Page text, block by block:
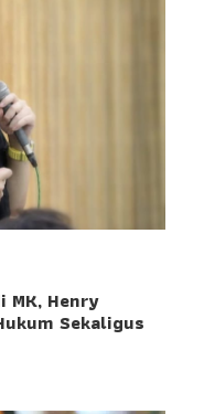
Henry
Sekaligus